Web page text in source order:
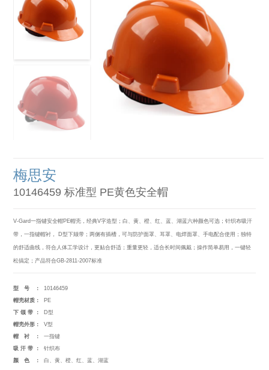
梅思安
10146459 标准型 PE黄色安全帽
V-Gard一指键安全帽PE帽壳，经典V字造型；白、黄、橙、红、蓝、湖蓝六种颜色可选；针织布吸汗
带，一指键帽衬， D型下颏带；两侧有插槽，可与防护面罩、耳罩、电焊面罩、手电配合使用；独特
的舒适曲线，符合人体工学设计，更贴合舒适；重量更轻，适合长时间佩戴；操作简单易用，一键轻
松搞定；产品符合GB-2811-2007标准
型号：
10146459
帽壳材质：
PE
下颌带：
D型
帽壳外形：
V型
帽衬：
一指键
吸汗带：
针织布
颜色：
白、黄、橙、红、蓝、湖蓝